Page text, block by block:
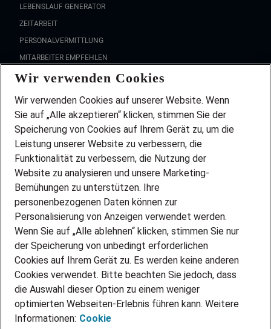
LEBENSLAUF GENERATOR
ZEITARBEIT
PERSONALVERMITTLUNG
MITARBEITER EMPFEHLEN
FAQ
Wir stellen ein!
DEINE BERUFSGRUPPE
DEINE LEBENSSITUATION
PARTNERSHIP WITH AIRBUS
INITIATIV BEWERBEN
ÜBER UNS
STANDORTE
BLOG
PRESSE
KONTAKT
@Adecco 2026
Wir verwenden Cookies
Wir verwenden Cookies auf unserer Website. Wenn
Sie auf „Alle akzeptieren“ klicken, stimmen Sie der
Speicherung von Cookies auf Ihrem Gerät zu, um die
Leistung unserer Website zu verbessern, die
Funktionalität zu verbessern, die Nutzung der
Website zu analysieren und unsere Marketing-
Bemühungen zu unterstützen. Ihre
personenbezogenen Daten können zur
Personalisierung von Anzeigen verwendet werden.
Wenn Sie auf „Alle ablehnen“ klicken, stimmen Sie nur
der Speicherung von unbedingt erforderlichen
Cookies auf Ihrem Gerät zu. Es werden keine anderen
Cookies verwendet. Bitte beachten Sie jedoch, dass
die Auswahl dieser Option zu einem weniger
optimierten Webseiten-Erlebnis führen kann. Weitere
Informationen: Cookie